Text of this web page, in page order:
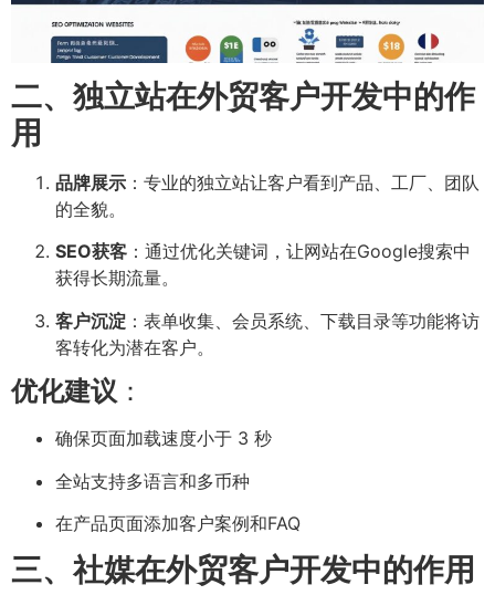
二、独立站在外贸客户开发中的作
用
品牌展示 ：专业的独立站让客户看到产品、工厂、团队
的全貌。
SEO获客 ：通过优化关键词，让网站在Google搜索中
获得长期流量。
客户沉淀 ：表单收集、会员系统、下载目录等功能将访
客转化为潜在客户。
优化建议 ：
确保页面加载速度小于 3 秒
全站支持多语言和多币种
在产品页面添加客户案例和FAQ
三、社媒在外贸客户开发中的作用